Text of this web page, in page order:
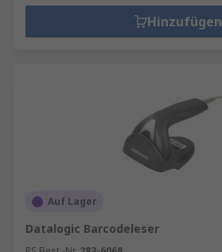
Hinzufügen
Auf Lager
Datalogic Barcodeleser